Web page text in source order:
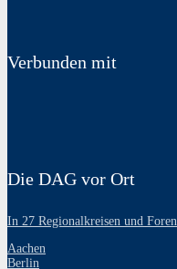
Verbunden mit
Die DAG vor Ort
In 27 Regionalkreisen und Foren
Aachen
Berlin